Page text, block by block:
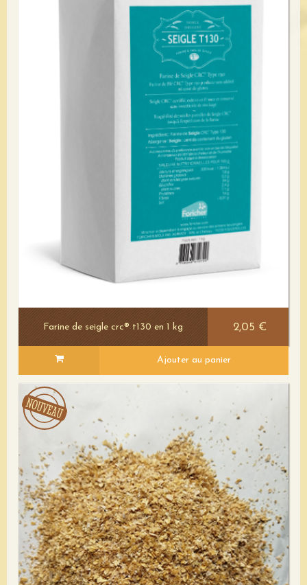
Voir le détail
Voir le détail
Farine de seigle crc® t130 en 1 kg 2,05 €
Ajouter au panier